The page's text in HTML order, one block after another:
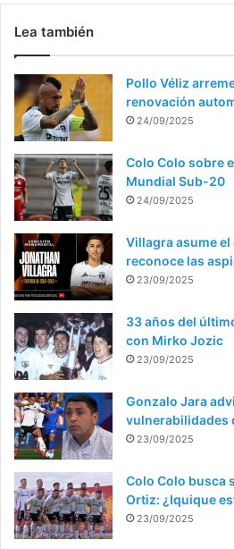
Lea también
Pollo Véliz
renovación
24/09/2025
Colo Colo sobre
Mundial Sub-20
24/09/2025
Villagra asume
reconoce las
23/09/2025
33 años del
con Mirko Jozic
23/09/2025
Gonzalo Jara
vulnerabilidades
23/09/2025
Colo Colo busca
Ortiz: ¿Iquique
23/09/2025